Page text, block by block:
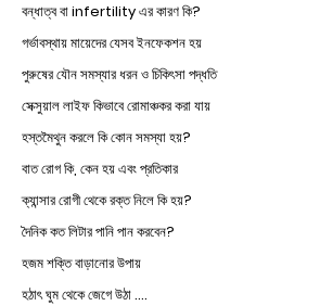
বন্ধাত্ব বা infertility এর কারণ কি?
গর্ভাবস্থায় মায়েদের যেসব ইনফেকশন হয়
পুরুষের যৌন সমস্যার ধরন ও চিকিৎসা পদ্ধতি
সেক্সুয়াল লাইফ কিভাবে রোমাঞ্চকর করা যায়
হস্তমৈথুন করলে কি কোন সমস্যা হয়?
বাত রোগ কি, কেন হয় এবং প্রতিকার
ক্যান্সার রোগী থেকে রক্ত নিলে কি হয়?
দৈনিক কত লিটার পানি পান করবেন?
হজম শক্তি বাড়ানোর উপায়
হঠাৎ ঘুম থেকে জেগে উঠা ....